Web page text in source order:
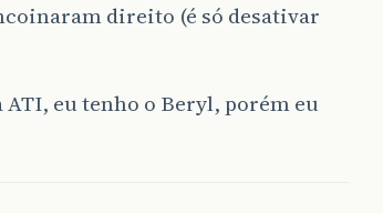
direito (é só desativar
eu tenho o Beryl, porém eu